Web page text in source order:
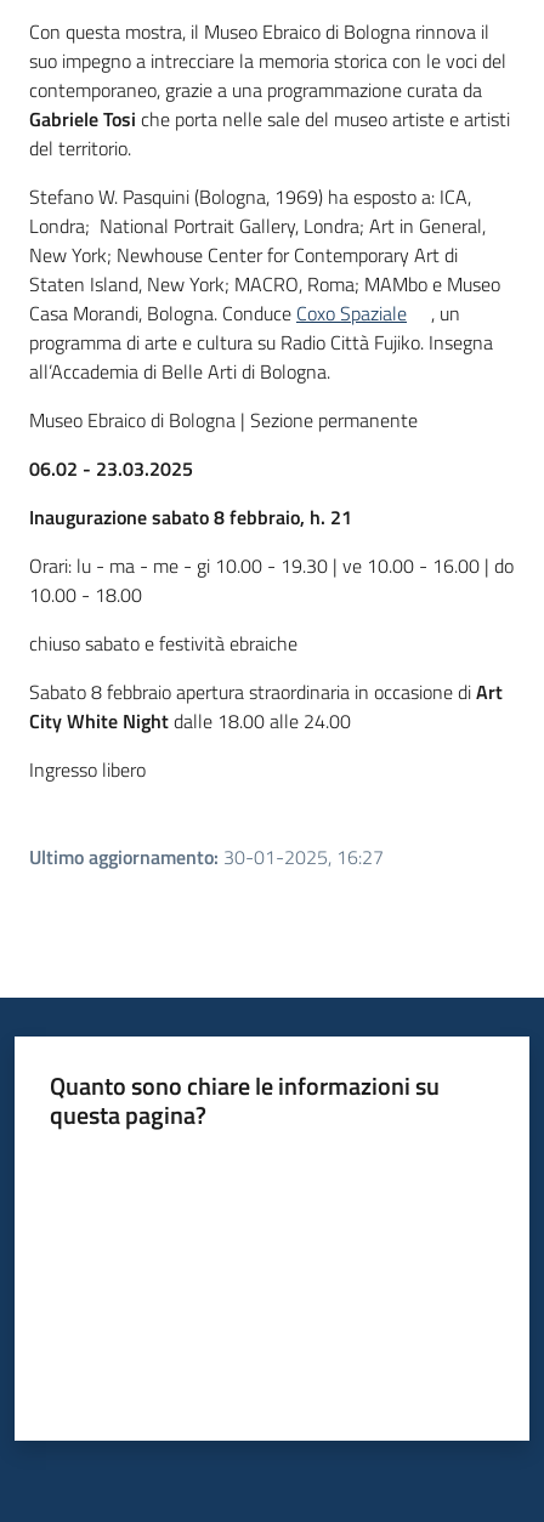
Con questa mostra, il Museo Ebraico di Bologna rinnova il
suo impegno a intrecciare la memoria storica con le voci del
contemporaneo, grazie a una programmazione curata da
Gabriele Tosi che porta nelle sale del museo artiste e artisti
del territorio.
Stefano W. Pasquini (Bologna, 1969) ha esposto a: ICA,
Londra; National Portrait Gallery, Londra; Art in General,
New York; Newhouse Center for Contemporary Art di
Staten Island, New York; MACRO, Roma; MAMbo e Museo
Casa Morandi, Bologna. Conduce Coxo Spaziale
, un
programma di arte e cultura su Radio Città Fujiko. Insegna
all’Accademia di Belle Arti di Bologna.
Museo Ebraico di Bologna | Sezione permanente
06.02 - 23.03.2025
Inaugurazione sabato 8 febbraio, h. 21
Orari: lu - ma - me - gi 10.00 - 19.30 | ve 10.00 - 16.00 | do
10.00 - 18.00
chiuso sabato e festività ebraiche
Sabato 8 febbraio apertura straordinaria in occasione diArt
City White Nightdalle 18.00 alle 24.00
Ingresso libero
Ultimo aggiornamento: 30-01-2025, 16:27
Quanto sono chiare le informazioni su
questa pagina?